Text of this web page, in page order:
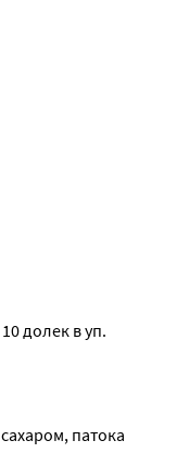
долек в уп.
патока